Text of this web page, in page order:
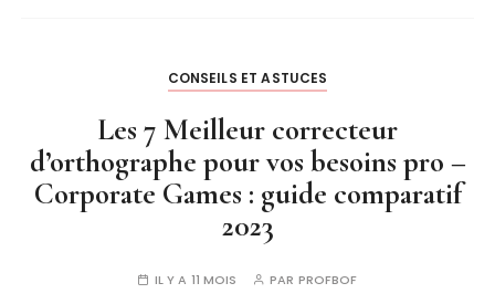
CONSEILS ET ASTUCES
Les 7 Meilleur correcteur
d’orthographe pour vos besoins pro –
Corporate Games : guide comparatif
2023
IL Y A 11 MOIS PAR PROFBOF